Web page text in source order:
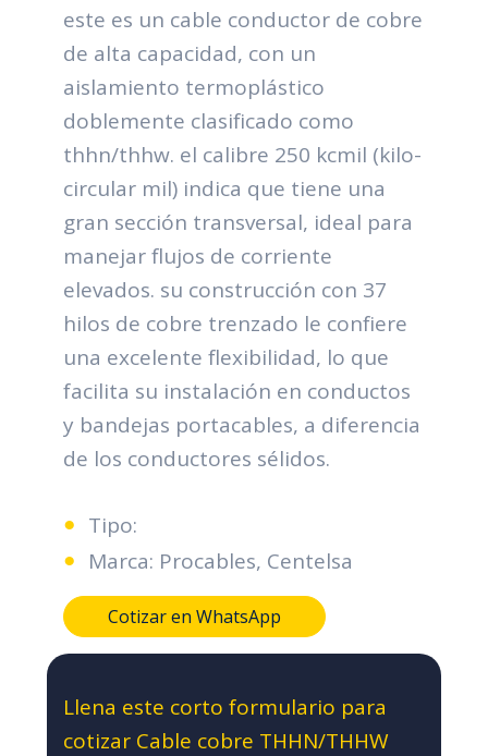
este es un cable conductor de cobre
de alta capacidad, con un
aislamiento termoplástico
doblemente clasificado como
thhn/thhw. el calibre 250 kcmil (kilo-
circular mil) indica que tiene una
gran sección transversal, ideal para
manejar flujos de corriente
elevados. su construcción con 37
hilos de cobre trenzado le confiere
una excelente flexibilidad, lo que
facilita su instalación en conductos
y bandejas portacables, a diferencia
de los conductores sélidos.
Tipo:
Marca: Procables, Centelsa
Cotizar en WhatsApp
Llena este corto formulario para
cotizar Cable cobre THHN/THHW